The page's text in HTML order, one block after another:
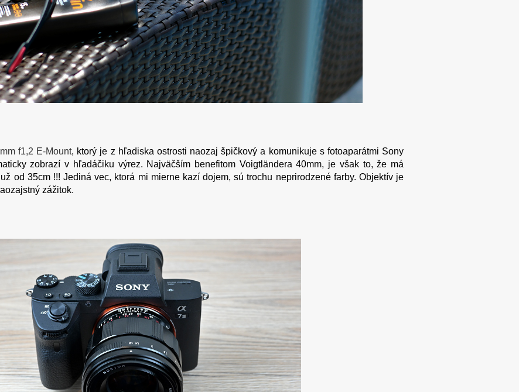
f1,2 E-Mount, ktorý je z hľadiska ostrosti naozaj špičkový a komunikuje s fotoaparátmi Sony
zobrazí v hľadáčiku výrez. Najväčším benefitom Voigtländera 40mm, je však to, že má
od 35cm !!! Jediná vec, ktorá mi mierne kazí dojem, sú trochu neprirodzené farby. Objektív je
zážitok.